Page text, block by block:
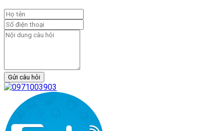
Gửi câu hỏi